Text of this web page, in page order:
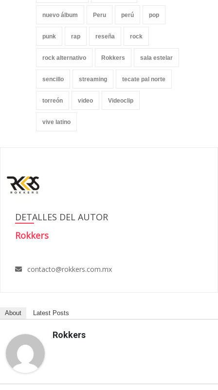
nuevo álbum Peru perú pop
punk rap reseña rock
rock alternativo Rokkers sala estelar
sencillo streaming tecate pal norte
torreón video Videoclip
vive latino
DETALLES DEL AUTOR
Rokkers
contacto@rokkers.com.mx
About Latest Posts
Rokkers